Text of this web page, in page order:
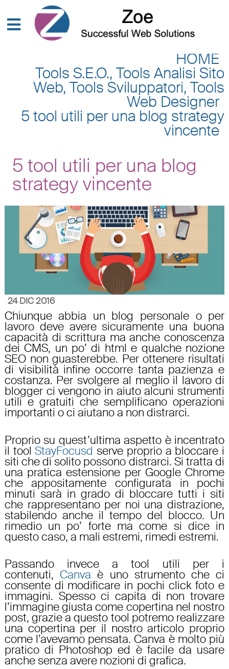
HOME
Tools S.E.O., Tools Analisi Sito
Web, Tools Sviluppatori, Tools
Web Designer
5 tool utili per una blog strategy
vincente
5 tool utili per una blog
strategy vincente
24 DIC 2016
Chiunque abbia un blog personale o per
lavoro deve avere sicuramente una buona
capacità di scrittura ma anche conoscenza
dei CMS, un po’ di html e qualche nozione
SEO non guasterebbe. Per ottenere risultati
di visibilità infine occorre tanta pazienza e
costanza. Per svolgere al meglio il lavoro di
blogger ci vengono in aiuto alcuni strumenti
utili e gratuiti che semplificano operazioni
importanti o ci aiutano a non distrarci.
Proprio su quest’ultima aspetto è incentrato
il toolStayFocusd serve proprio a bloccare i
siti che di solito possono distrarci. Si tratta di
una pratica estensione per Google Chrome
che appositamente configurata in pochi
minuti sarà in grado di bloccare tutti i siti
che rappresentano per noi una distrazione,
stabilendo anche il tempo del blocco. Un
rimedio un po’ forte ma come si dice in
questo caso, a mali estremi, rimedi estremi.
Passando invece a tool utili per i
contenuti, Canva è uno strumento che ci
consente di modificare in pochi click foto e
immagini. Spesso ci capita di non trovare
l’immagine giusta come copertina nel nostro
post, grazie a questo tool potremo realizzare
una copertina per il nostro articolo proprio
come l’avevamo pensata. Canva è molto più
pratico di Photoshop ed è facile da usare
anche senza avere nozioni di grafica.